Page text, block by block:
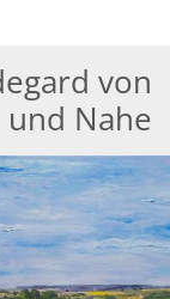
von
und Nahe